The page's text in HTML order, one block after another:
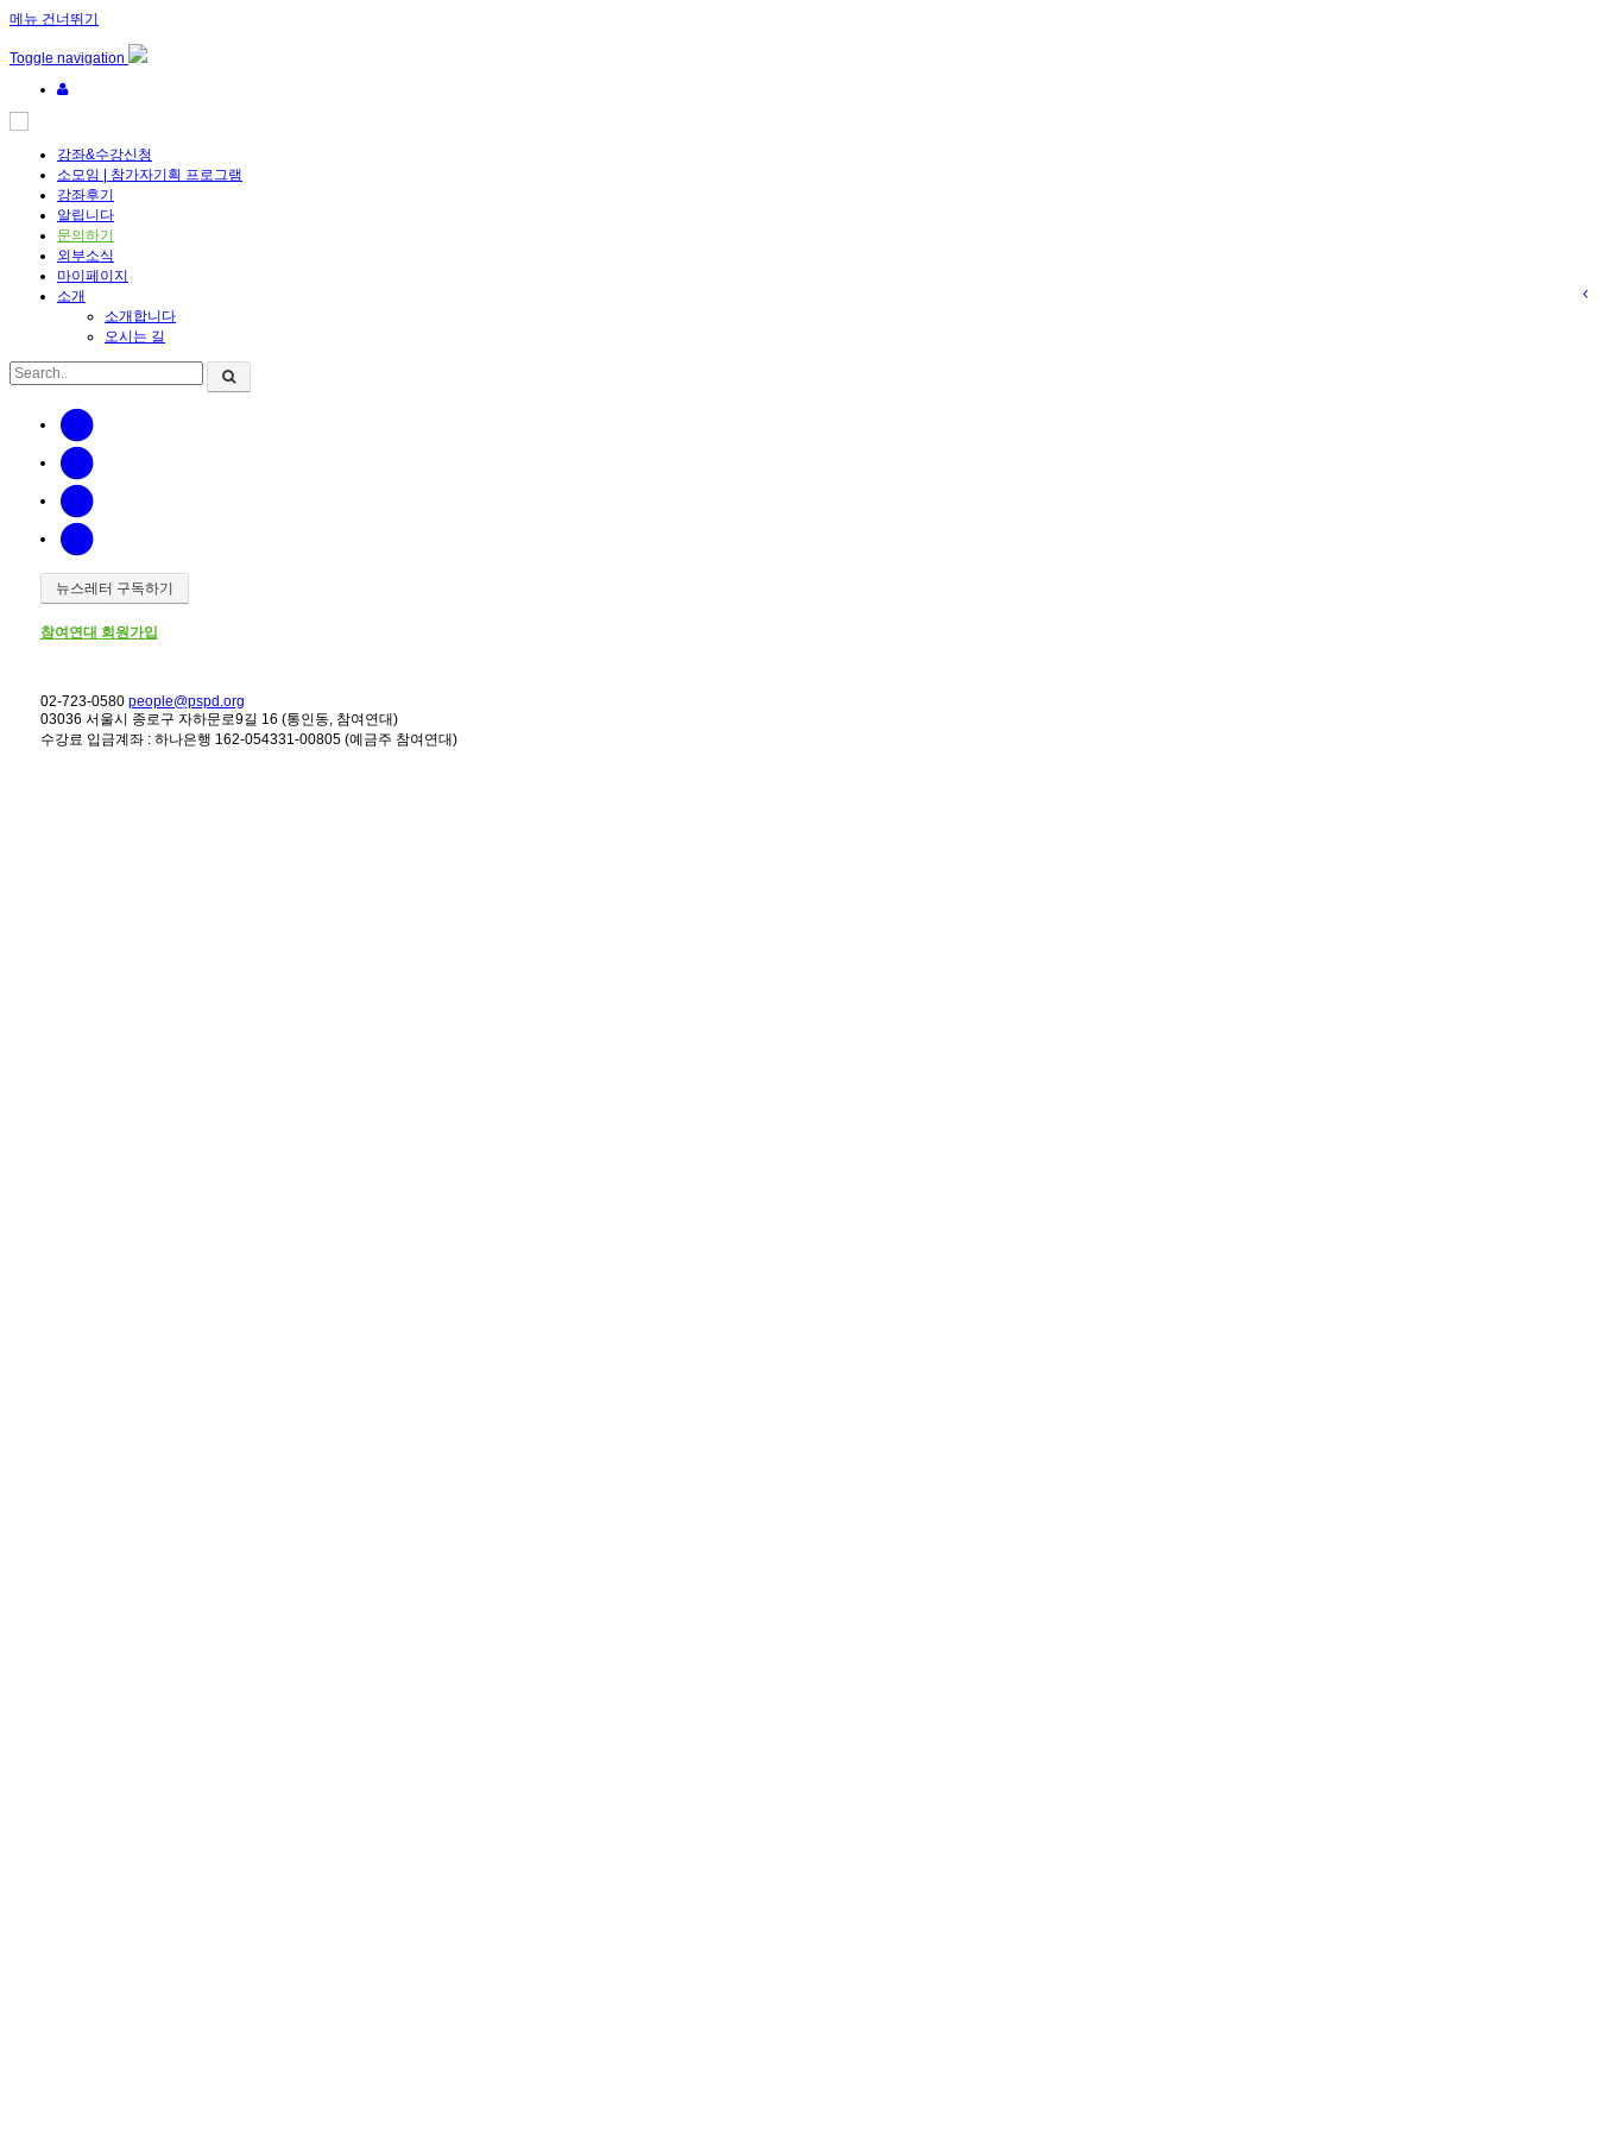
메뉴 건너뛰기
Toggle navigation
강좌&수강신청
소모임 | 참가자기획 프로그램
강좌후기
알립니다
문의하기
외부소식
마이페이지
소개
소개합니다
오시는 길
뉴스레터 구독하기
참여연대 회원가입
02-723-0580 people@pspd.org
03036 서울시 종로구 자하문로9길 16 (통인동, 참여연대)
수강료 입금계좌 : 하나은행 162-054331-00805 (예금주 참여연대)
Sketchbook5, 스케치북5
Sketchbook5, 스케치북5
Sketchbook5, 스케치북5
Sketchbook5, 스케치북5